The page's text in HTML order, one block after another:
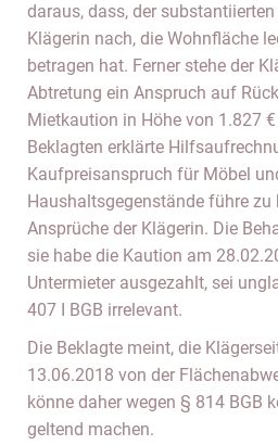
daraus, dass, der
Klägerin nach, die Wohnfläche
betragen hat. Ferner stehe der
Abtretung ein Anspruch auf
Mietkaution in Höhe von 1.827
Beklagten erklärte
Kaufpreisanspruch für Möbel
Haushaltsgegenstände führe zu
Ansprüche der Klägerin. Die
sie habe die Kaution am
Untermieter ausgezahlt, sei
407 I BGB irrelevant.
Die Beklagte meint, die
13.06.2018 von der
könne daher wegen § 814 BGB
geltend machen.